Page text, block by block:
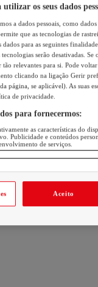
os seus dados
a dados pessoais, como
que as tecnologias de
dados para as seguintes
serão desativadas. Se
relevantes para si. Pode voltar
clicando na ligação Gerir
página, se aplicável). As suas
de privacidade.
para fornecermos:
as características do
Publicidade e conteúdos
de serviços.
Aceito